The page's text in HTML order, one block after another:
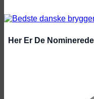
Her Er De